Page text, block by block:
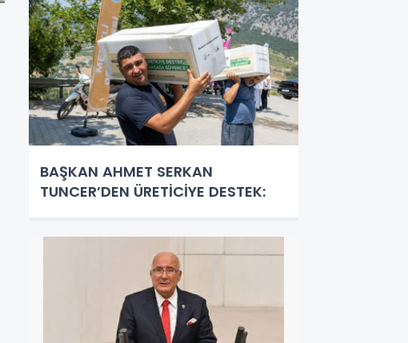
BAŞKAN AHMET SERKAN
TUNCER’DEN ÜRETİCİYE DESTEK: